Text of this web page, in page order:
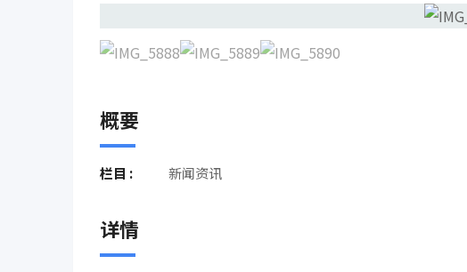
概要
栏目 : 新闻资讯
详情